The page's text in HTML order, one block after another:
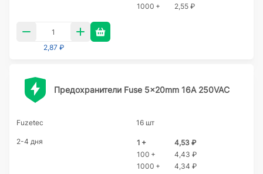
1000 +
2,55 ₽
2,87 ₽
Предохранители Fuse 5x20mm 16A 250VAC
Fuzetec 16 шт
2-4 дня 1 +
4,53 ₽
100 +
4,43 ₽
1000 +
4,34 ₽